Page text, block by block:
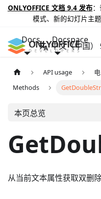
ONLYOFFICE 文档 9.4 发布：
模式、新的幻灯片主
Docs Docspace
中文（中国）
API usage
Methods
本页总览
从当前文本属性获取双删除